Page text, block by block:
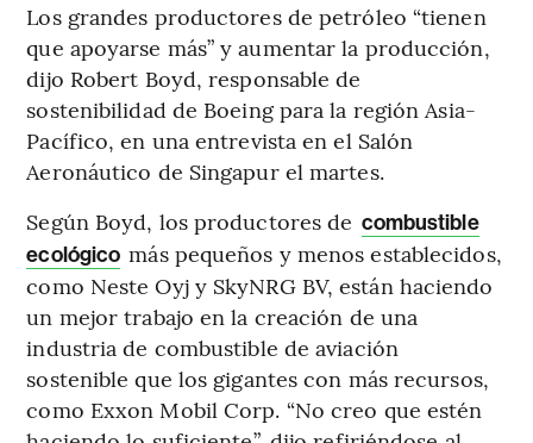
Los grandes productores de petróleo “tienen
que apoyarse más” y aumentar la producción,
dijo Robert Boyd, responsable de
sostenibilidad de Boeing para la región Asia-
Pacífico, en una entrevista en el Salón
Aeronáutico de Singapur el martes.
Según Boyd, los productores de combustible
ecológico más pequeños y menos establecidos,
como Neste Oyj y SkyNRG BV, están haciendo
un mejor trabajo en la creación de una
industria de combustible de aviación
sostenible que los gigantes con más recursos,
como Exxon Mobil Corp. “No creo que estén